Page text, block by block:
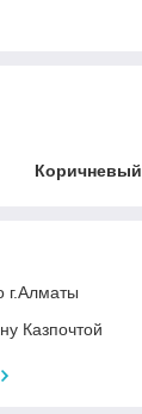
Коричневый
г.Алматы
Казпочтой